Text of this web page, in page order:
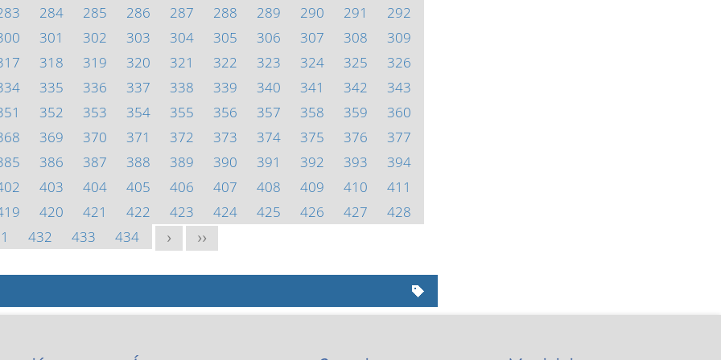
284 285 286 287 288 289 290 291
292
301 302 303 304 305 306 307 308
309
318 319 320 321 322 323 324 325
326
335 336 337 338 339 340 341 342
343
352 353 354 355 356 357 358 359
360
369 370 371 372 373 374 375 376
377
386 387 388 389 390 391 392 393
394
403 404 405 406 407 408 409 410
411
420 421 422 423 424 425 426 427
428
432 433 434 > >>